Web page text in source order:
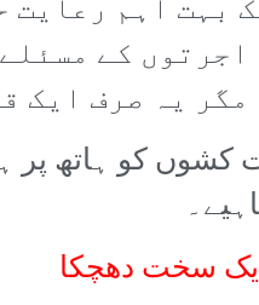
بہت اہم
اجرتوں کے
مگر یہ صرف ایک
کو ہاتھ پر
سخت دھچکا